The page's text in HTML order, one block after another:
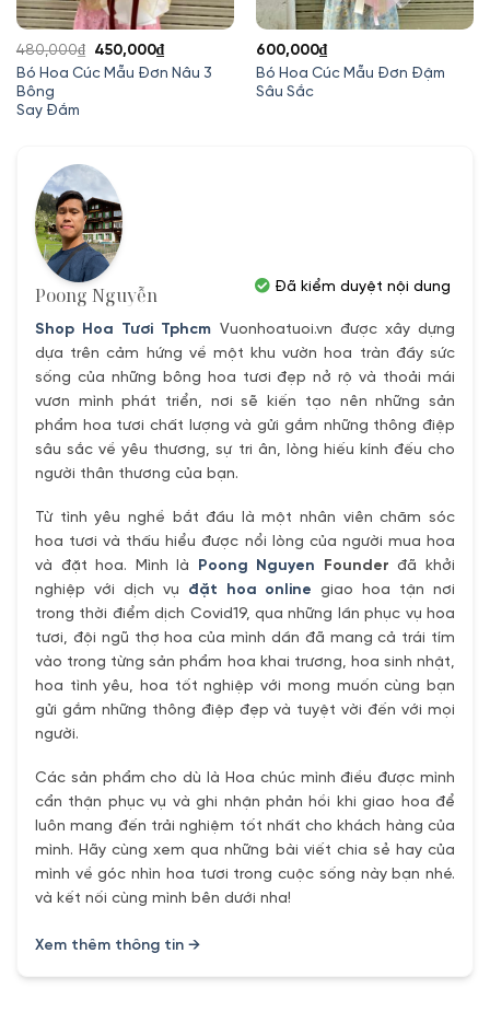
Bó Hoa Cúc Mẫu Đơn Nâu 3
Bông
Say Đắm
480,000₫
Giá
gốc
450,000₫Giá
hiện
Bó Hoa Cúc Mẫu Đơn Đậm
Sâu Sắc
600,000₫
Poong Nguyễn
Shop Hoa Tươi Tphcm Vuonhoatuoi.vn được xây dựng
dựa trên cảm hứng về một khu vườn hoa tràn đầy sức
sống của những bông hoa tươi đẹp nở rộ và thoải mái
vươn mình phát triển, nơi sẽ kiến tạo nên những sản
phẩm hoa tươi chất lượng và gửi gắm những thông điệp
sâu sắc về yêu thương, sự tri ân, lòng hiếu kính đếu cho
người thân thương của bạn.
Từ tình yêu nghề bắt đầu là một nhân viên chăm sóc
hoa tươi và thấu hiểu được nổi lòng của người mua hoa
và đặt hoa. Mình là
Poong Nguyen Founder đã khởi
nghiệp với dịch vụ đặt hoa online giao hoa tận nơi
trong thời điểm dịch Covid19, qua những lần phục vụ hoa
tươi, đội ngũ thợ hoa của mình dần đã mang cả trái tím
vào trong từng sản phẩm hoa khai trương, hoa sinh nhật,
hoa tình yêu, hoa tốt nghiệp với mong muốn cùng bạn
gửi gắm những thông điệp đẹp và tuyệt vời đến với mọi
người.
Các sản phẩm cho dù là Hoa chúc mình điều được mình
cẩn thận phục vụ và ghi nhận phản hồi khi giao hoa để
luôn mang đến trải nghiệm tốt nhất cho khách hàng của
mình. Hãy cùng xem qua những bài viết chia sẻ hay của
mình về góc nhìn hoa tươi trong cuộc sống này bạn nhé.
và kết nối cùng mình bên dưới nha!
Xem thêm thông tin →
Đã kiểm duyệt nội dung